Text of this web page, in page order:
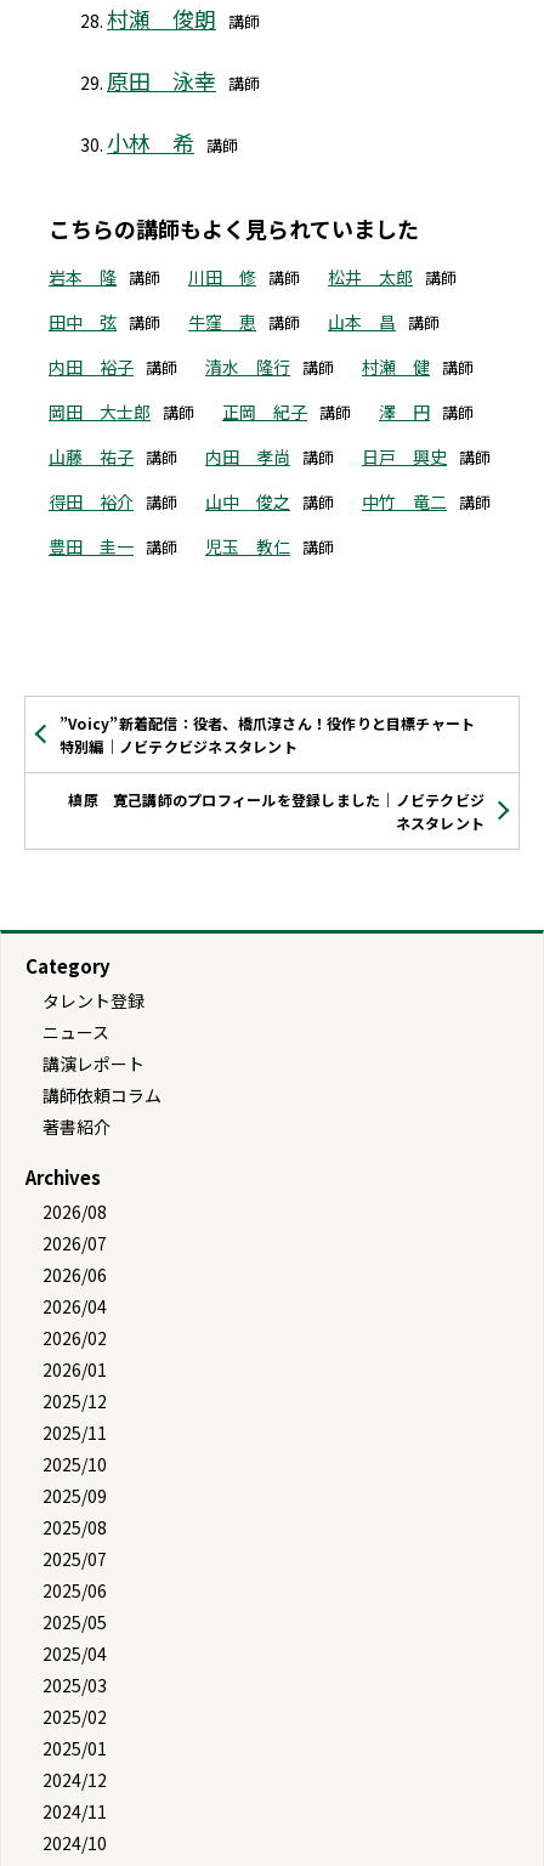
村瀬 俊朗 講師
原田 泳幸 講師
小林 希 講師
こちらの講師もよく見られていました
岩本 隆 講師 川田 修 講師 松井 太郎 講師
田中 弦 講師 牛窪 恵 講師 山本 昌 講師
内田 裕子 講師 清水 隆行 講師 村瀬 健 講師
岡田 大士郎 講師 正岡 紀子 講師 澤 円 講師
山藤 祐子 講師 内田 孝尚 講師 日戸 興史 講師
得田 裕介 講師 山中 俊之 講師 中竹 竜二 講師
豊田 圭一 講師 児玉 教仁 講師
”Voicy”新着配信：役者、橋爪淳さん！役作りと目標チャート
特別編｜ノビテクビジネスタレント
槙原 寛己講師のプロフィールを登録しました｜ノビテクビジ
ネスタレント
Category
タレント登録
ニュース
講演レポート
講師依頼コラム
著書紹介
Archives
2026/08
2026/07
2026/06
2026/04
2026/02
2026/01
2025/12
2025/11
2025/10
2025/09
2025/08
2025/07
2025/06
2025/05
2025/04
2025/03
2025/02
2025/01
2024/12
2024/11
2024/10